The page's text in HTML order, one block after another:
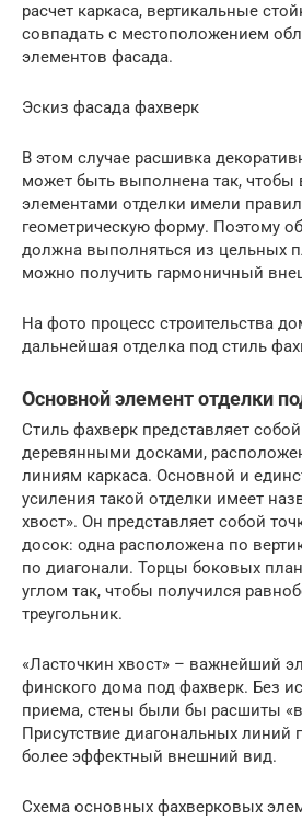
расчет каркаса, вертикальные
совпадать с местоположением
элементов фасада.
Эскиз фасада фахверк
В этом случае расшивка
может быть выполнена так,
элементами отделки имели
геометрическую форму. Поэтому
должна выполняться из цельных
можно получить гармоничный
На фото процесс строительства
дальнейшая отделка под стиль
Основной элемент отделки
Стиль фахверк представляет
деревянными досками,
линиям каркаса. Основной и
усиления такой отделки имеет
хвост». Он представляет собой
досок: одна расположена по
по диагонали. Торцы боковых
углом так, чтобы получился
треугольник.
«Ласточкин хвост» – важнейший
финского дома под фахверк. Без
приема, стены были бы расшиты «в
Присутствие диагональных линий
более эффектный внешний вид.
Схема основных фахверковых